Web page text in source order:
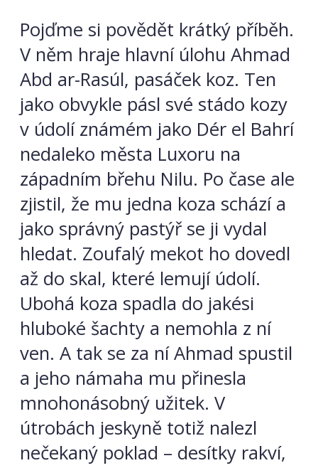
Pojďme si povědět krátký příběh.
V něm hraje hlavní úlohu Ahmad
Abd ar-Rasúl, pasáček koz. Ten
jako obvykle pásl své stádo kozy
v údolí známém jako Dér el Bahrí
nedaleko města Luxoru na
západním břehu Nilu. Po čase ale
zjistil, že mu jedna koza schází a
jako správný pastýř se ji vydal
hledat. Zoufalý mekot ho dovedl
až do skal, které lemují údolí.
Ubohá koza spadla do jakési
hluboké šachty a nemohla z ní
ven. A tak se za ní Ahmad spustil
a jeho námaha mu přinesla
mnohonásobný užitek. V
útrobách jeskyně totiž nalezl
nečekaný poklad – desítky rakví,